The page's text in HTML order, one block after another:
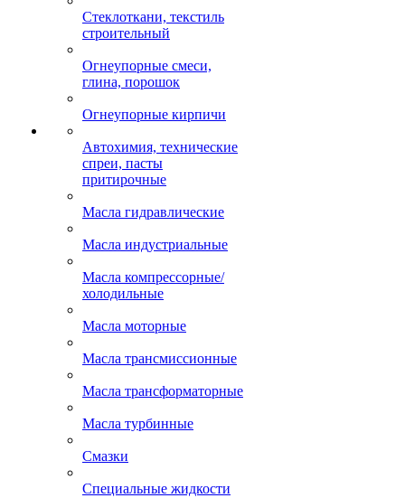
Стеклоткани, текстиль
строительный
Огнеупорные смеси,
глина, порошок
Огнеупорные кирпичи
Автохимия, технические
спреи, пасты
притирочные
Масла гидравлические
Масла индустриальные
Масла компрессорные/
холодильные
Масла моторные
Масла трансмиссионные
Масла трансформаторные
Масла турбинные
Смазки
Специальные жидкости